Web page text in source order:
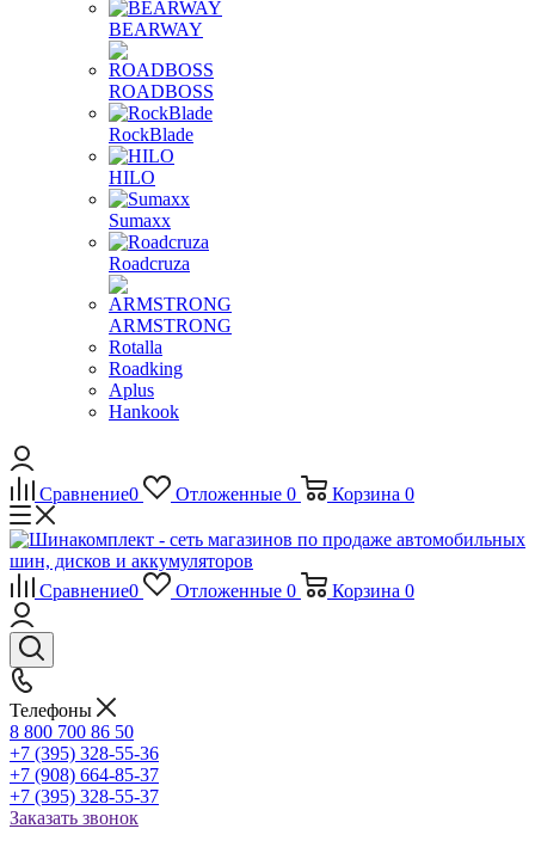
BEARWAY
ROADBOSS
RockBlade
HILO
Sumaxx
Roadcruza
ARMSTRONG
Rotalla
Roadking
Aplus
Hankook
Сравнение0 Отложенные 0 Корзина 0
Сравнение0 Отложенные 0 Корзина 0
Телефоны
8 800 700 86 50
+7 (395) 328-55-36
+7 (908) 664-85-37
+7 (395) 328-55-37
Заказать звонок